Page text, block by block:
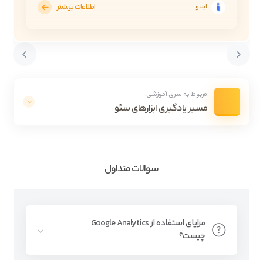
اینبو اطلاعات بیشتر
مربوط به سری آموزشی:
مسیر یادگیری ابزارهای سئو
سوالات متداول
مزایای استفاده از Google Analytics
چیست؟